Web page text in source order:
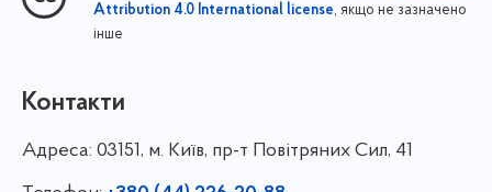
Attribution 4.0 International license, якщо не зазначено
інше
Контакти
Адреса: 03151, м. Київ, пр-т Повітряних Сил, 41